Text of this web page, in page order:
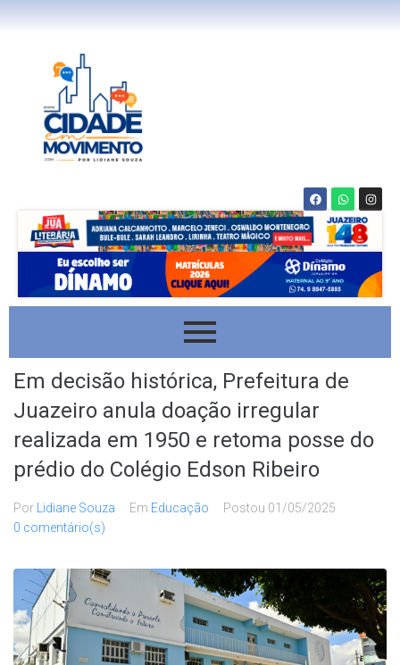
Em decisão histórica, Prefeitura de
Juazeiro anula doação irregular
realizada em 1950 e retoma posse do
prédio do Colégio Edson Ribeiro
Por Lidiane Souza Em Educação Postou 01/05/2025
0 comentário(s)